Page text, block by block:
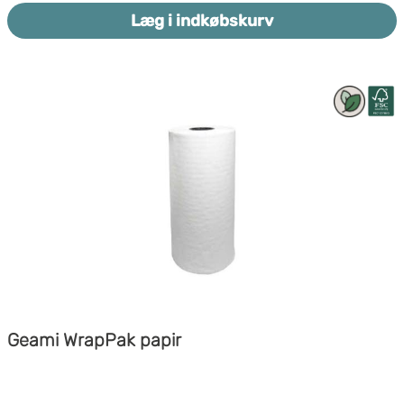
majsstivelse, som er 100% biologisk nedbrydeligt.
Støddæmpende
Miljøvenligt
Læg i indkøbskurv
Geami WrapPak papir